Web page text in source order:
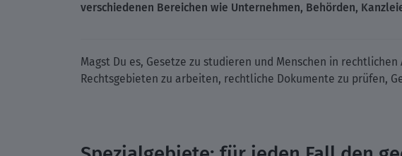
verschiedenen Bereichen wie Unternehmen, Behörden,
Magst Du es, Gesetze zu studieren und Menschen in
Rechtsgebieten zu arbeiten, rechtliche Dokumente zu prüfen,